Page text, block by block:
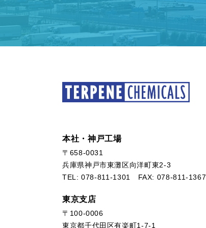
本社・神戸工場
〒658-0031
兵庫県神戸市東灘区向洋町東2-3
TEL:078-811-1301 FAX: 078-811-1367
東京支店
〒100-0006
東京都千代田区有楽町1-7-1